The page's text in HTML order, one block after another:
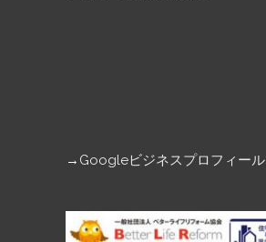
→ Googleビジネスプロフィール